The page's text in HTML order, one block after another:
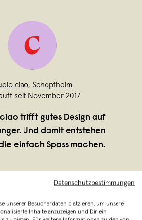
ciao, Schopfheim
seit November 2017
trifft gutes Design auf
Und damit entstehen
einfach Spass machen.
Datenschutzbestimmungen
unserer Besucherdaten platzieren, um unsere
Inhalte anzuzeigen und Dir ein